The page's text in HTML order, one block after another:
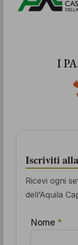
I
Iscriviti
Ricevi ogni
dell’Aquila
Nome *